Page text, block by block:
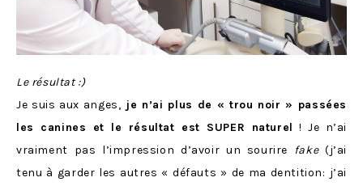
Le résultat :)
Je suis aux anges, je n’ai plus de « trou noir » passées
les canines et le résultat est SUPER naturel ! Je n’ai
vraiment pas l’impression d’avoir un sourire fake(j’ai
tenu à garder les autres « défauts » de ma dentition: j’ai